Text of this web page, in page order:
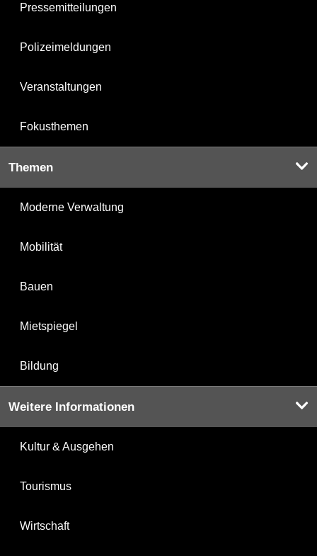
Pressemitteilungen
Polizeimeldungen
Veranstaltungen
Fokusthemen
Themen
Moderne Verwaltung
Mobilität
Bauen
Mietspiegel
Bildung
Weitere Informationen
Kultur & Ausgehen
Tourismus
Wirtschaft